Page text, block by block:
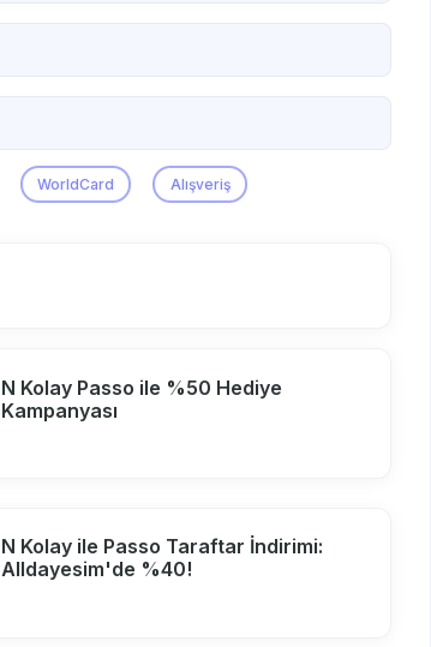
WorldCard Alışveriş
N Kolay Passo ile %50 Hediye
Kampanyası
N Kolay ile Passo Taraftar İndirimi:
Alldayesim'de %40!